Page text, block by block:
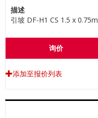
描述
引坡 DF-H1 CS 1.5 x 0.75m
询价
添加至报价列表